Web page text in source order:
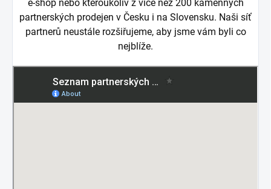
e-shop nebo kteroukoliv z více než 200 kamenných
partnerských prodejen v Česku i na Slovensku. Naši síť
partnerů neustále rozšiřujeme, aby jsme vám byli co
nejblíže.